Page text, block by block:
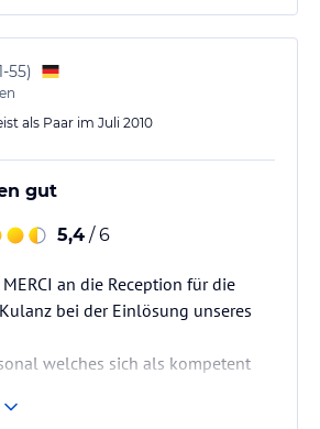
individuell zubereiten.
noch die Kurtaxe von
welche meiner Meinung…
55)
als Paar im Juli 2010
gut
5,4 / 6
an die Reception für die
bei der Einlösung unseres
welches sich als kompetent
und freundlich eingerichtet.